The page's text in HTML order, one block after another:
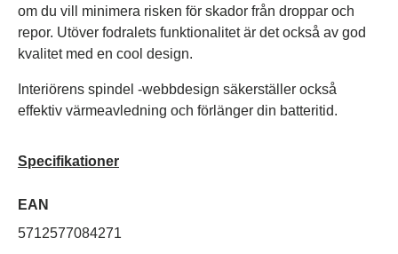
om du vill minimera risken för skador från droppar och
repor. Utöver fodralets funktionalitet är det också av god
kvalitet med en cool design.
Interiörens spindel -webbdesign säkerställer också
effektiv värmeavledning och förlänger din batteritid.
Specifikationer
EAN
5712577084271